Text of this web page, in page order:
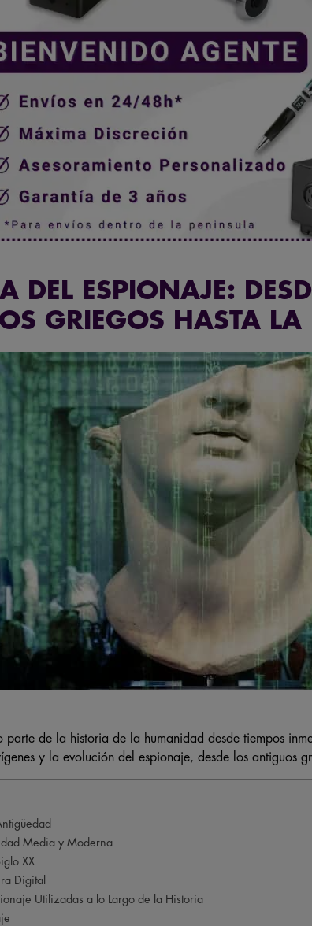
DEL ESPIONAJE:
GRIEGOS HASTA LA
parte de la historia de la humanidad desde tiempos
y la evolución del espionaje, desde los antiguos
Media y Moderna
XX
Digital
Utilizadas a lo Largo de la Historia